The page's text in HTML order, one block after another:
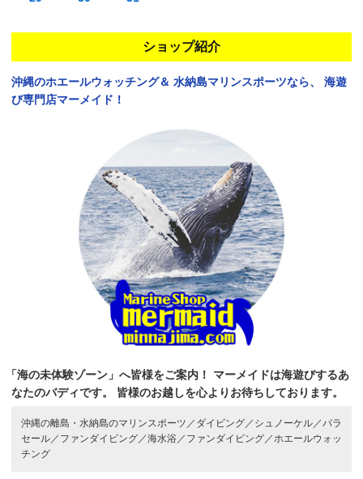
ショップ紹介
沖縄のホエールウォッチング＆ 水納島マリンスポーツなら、
海遊
び専門店マーメイド！
「海の未体験ゾーン」へ皆様をご案内！
マーメイドは海遊びするあ
なたのバディです。
皆様のお越しを心よりお待ちしております。
沖縄の離島・水納島のマリンスポーツ／ ダイビング／ シュノーケル／ パラ
セール／ ファンダイビング／海水浴／ ファンダイビング／ ホエールウォッ
チング